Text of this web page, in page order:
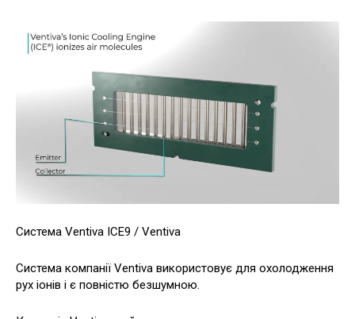
Система Ventiva ICE9 / Ventiva
Система компанії Ventiva використовує для охолодження
рух іонів і є повністю безшумною.